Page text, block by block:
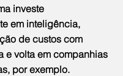
investe
em inteligência,
de custos com
e volta em companhias
por exemplo.